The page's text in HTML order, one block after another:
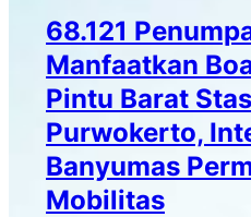
68.121
Manfaatkan
Pintu Barat
Purwokerto,
Banyumas
Mobilitas